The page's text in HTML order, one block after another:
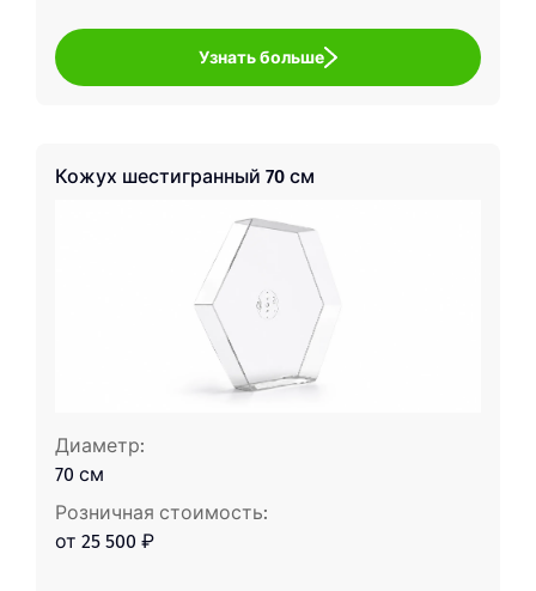
Узнать больше
Кожух шестигранный 70 см
Диаметр:
70 см
Розничная стоимость:
от 25 500 ₽